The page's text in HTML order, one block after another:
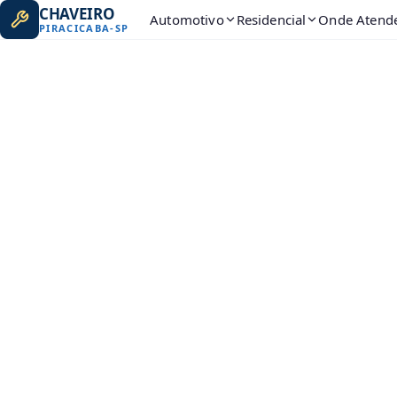
CHAVEIRO
PIRACICABA-SP Automotivo Residencial Onde